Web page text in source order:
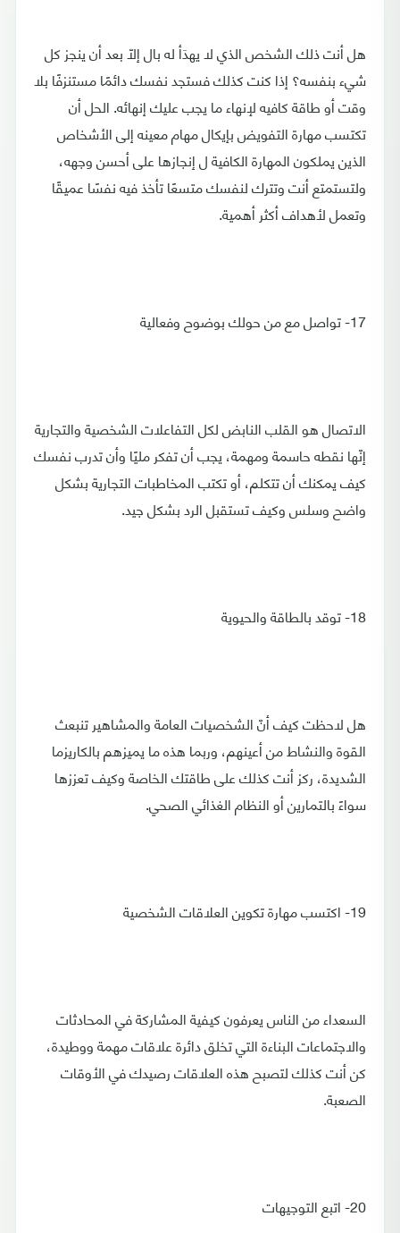
هل أنت ذلك الشخص الذي لا يهدَأ له بال إلّا بعد أن ينجز كل
شيء بنفسه؟ إذا كنت كذلك فستجد نفسك دائمًا مستنزفًا بلا
وقت أو طاقة كافيه لإنهاء ما يجب عليك إنهائه. الحل أن
تكتسب مهارة التفويض بإيكال مهام معينه إلى الأشخاص
الذين يملكون المهارة الكافية ل إنجازها على أحسن وجهه،
ولتستمتع أنت وتترك لنفسك متسعًا تأخذ فيه نفسًا عميقًا
وتعمل لأهداف أكثر أهمية.
17- تواصل مع من حولك بوضوح وفعالية
الاتصال هو القلب النابض لكل التفاعلات الشخصية والتجارية
إنّها نقطه حاسمة ومهمة، يجب أن تفكر مليًا وأن تدرب نفسك
كيف يمكنك أن تتكلم، أو تكتب المخاطبات التجارية بشكل
واضح وسلس وكيف تستقبل الرد بشكل جيد.
18- توقد بالطاقة والحيوية
هل لاحظت كيف أنّ الشخصيات العامة والمشاهير تنبعث
القوة والنشاط من أعينهم، وربما هذه ما يميزهم بالكاريزما
الشديدة، ركز أنت كذلك على طاقتك الخاصة وكيف تعززها
سواءً بالتمارين أو النظام الغذائي الصحي.
19- اكتسب مهارة تكوين العلاقات الشخصية
السعداء من الناس يعرفون كيفية المشاركة في المحادثات
والاجتماعات البناءة التي تخلق دائرة علاقات مهمة ووطيدة،
كن أنت كذلك لتصبح هذه العلاقات رصيدك في الأوقات
الصعبة.
20- اتبع التوجيهات